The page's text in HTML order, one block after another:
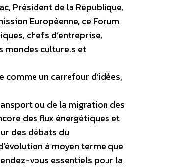
Président de la République,
Européenne, ce Forum
chefs d’entreprise,
mondes culturels et
un carrefour d’idées,
ou de la migration des
des flux énergétiques et
des débats du
à moyen terme que
vous essentiels pour la